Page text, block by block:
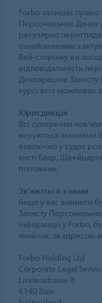
Forbo залишає право
Персональних Даних
регулярно
ознайомленим з
Веб-сторінку ви
відповідальність
Декларацією
курсі всіх можливих
Юрисдикція
Всі суперечки
керуються законами
виключно у судах
місті Баар,
положень.
Зв'яжіться з нами
Якщо у вас виникли
Захисту
інформації у Forbo,
який час за адресою
Forbo Holding Ltd
Corporate Legal
Lindenstrasse 8
6340 Baar